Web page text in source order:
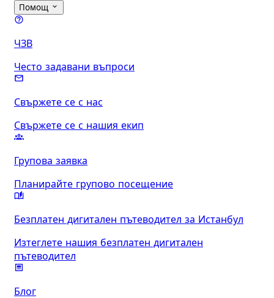
Помощ
ЧЗВ
Често задавани въпроси
Свържете се с нас
Свържете се с нашия екип
Групова заявка
Планирайте групово посещение
Безплатен дигитален пътеводител за Истанбул
Изтеглете нашия безплатен дигитален
пътеводител
Блог